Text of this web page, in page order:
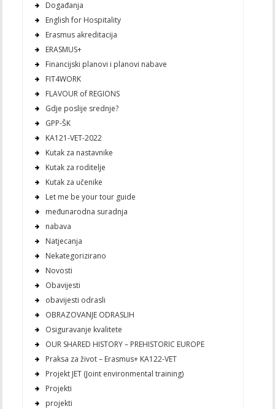
Događanja
English for Hospitality
Erasmus akreditacija
ERASMUS+
Financijski planovi i planovi nabave
FIT4WORK
FLAVOUR of REGIONS
Gdje poslije srednje?
GPP-ŠK
KA121-VET-2022
Kutak za nastavnike
Kutak za roditelje
Kutak za učenike
Let me be your tour guide
međunarodna suradnja
nabava
Natjecanja
Nekategorizirano
Novosti
Obavijesti
obavijesti odrasli
OBRAZOVANJE ODRASLIH
Osiguravanje kvalitete
OUR SHARED HISTORY – PREHISTORIC EUROPE
Praksa za život – Erasmus+ KA122-VET
Projekt JET (Joint environmental training)
Projekti
projekti